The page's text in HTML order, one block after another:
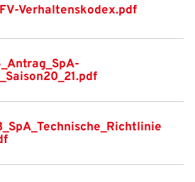
Verhaltenskodex.pdf